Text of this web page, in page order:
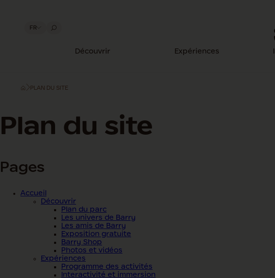
FR
Découvrir Expériences
PLAN DU SITE
Plan du site
Pages
Accueil
Découvrir
Plan du parc
Les univers de Barry
Les amis de Barry
Exposition gratuite
Barry Shop
Photos et vidéos
Expériences
Programme des activités
Interactivité et immersion